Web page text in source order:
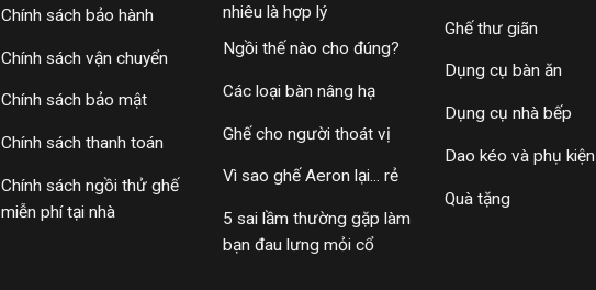
Chính sách bảo hành
Chính sách vận chuyển
Chính sách bảo mật
Chính sách thanh toán
Chính sách ngồi thử ghế
miễn phí tại nhà
nhiêu là hợp lý
Ngồi thế nào cho đúng?
Các loại bàn nâng hạ
Ghế cho người thoát vị
Vì sao ghế Aeron lại... rẻ
5 sai lầm thường gặp làm
bạn đau lưng mỏi cổ
Ghế thư giãn
Dụng cụ bàn ăn
Dụng cụ nhà bếp
Dao kéo và phụ kiện
Quà tặng